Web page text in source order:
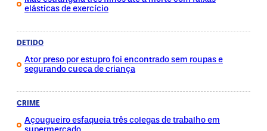
elásticas de exercício
DETIDO
Ator preso por estupro foi encontrado sem roupas e
segurando cueca de criança
CRIME
Açougueiro esfaqueia três colegas de trabalho em